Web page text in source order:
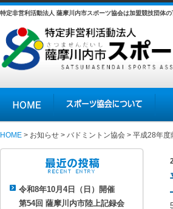
特定非営利活動法人 薩摩川内市スポーツ協会は加盟競技団体
スポーツ協会について 加
HOME > お知らせ > バドミントン協会 > 平成28年度
令和8年10月4日（日）開催
第54回 薩摩川内市陸上記録会